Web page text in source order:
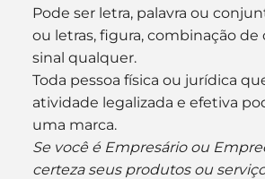
Pode ser letra, palavra ou
ou letras, figura, combinação
sinal qualquer.
Toda pessoa física ou jurídica
atividade legalizada e efetiva
uma marca.
Se você é Empresário ou
certeza seus produtos ou